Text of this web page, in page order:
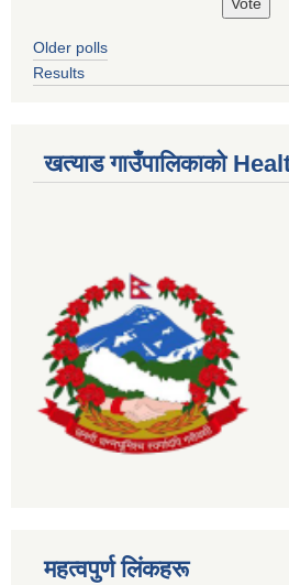
Older polls
Results
खत्याड गाउँपालिकाकाे
महत्वपुर्ण लिंकहरू